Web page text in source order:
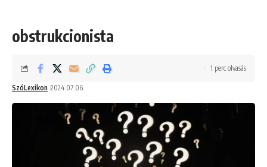
obstrukcionista
SzóLexikon 2024.07.06.
1 perc olvasás